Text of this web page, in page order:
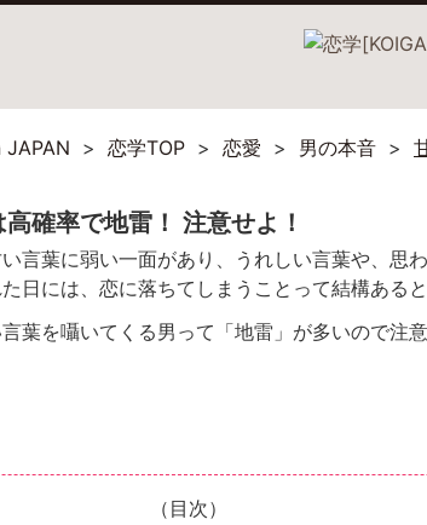
JAPAN 恋学TOP 恋愛 男の本音
確率で地雷！ 注意せよ！
言葉に弱い一面があり、うれしい言葉や、思
日には、恋に落ちてしまうことって結構あると
葉を囁いてくる男って「地雷」が多いので注意
（目次）